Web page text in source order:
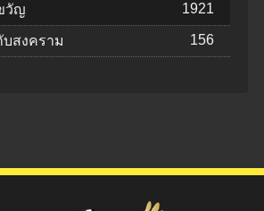
วัญ 1921
บสงคราม 156